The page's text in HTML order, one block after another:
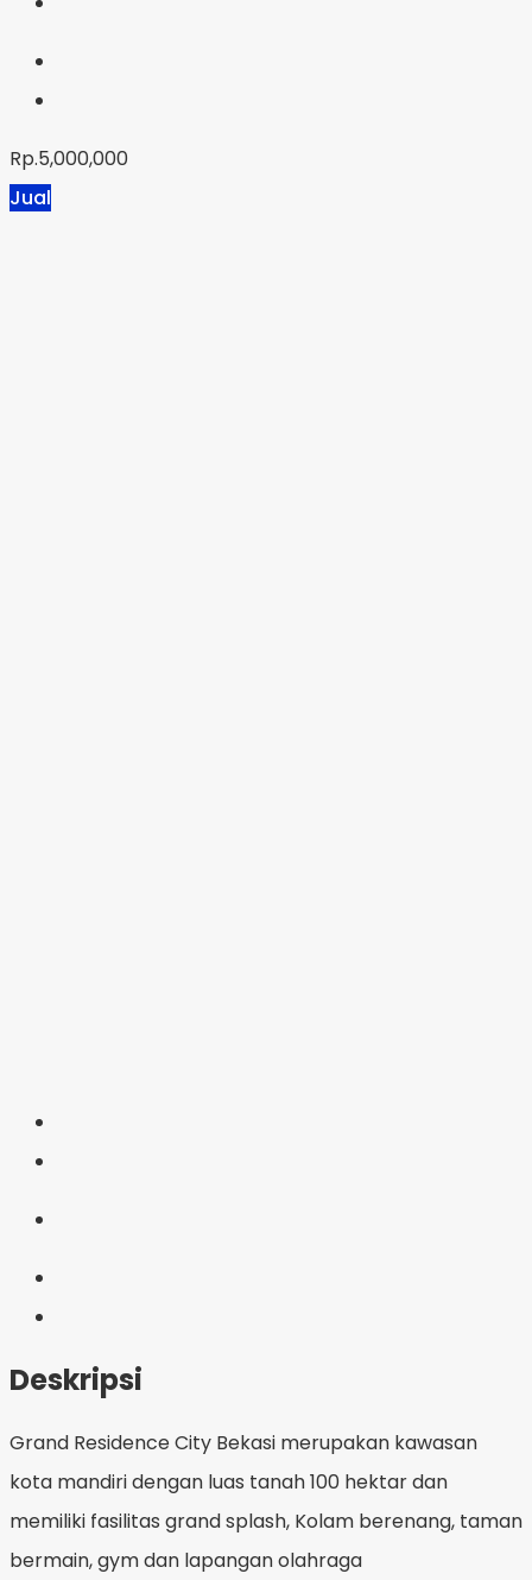
Rp.5,000,000
Jual
Deskripsi
Grand Residence City Bekasi merupakan kawasan
kota mandiri dengan luas tanah 100 hektar dan
memiliki fasilitas grand splash, Kolam berenang, taman
bermain, gym dan lapangan olahraga